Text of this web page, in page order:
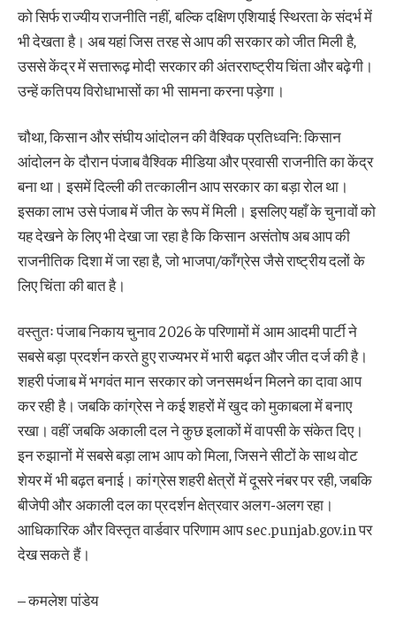
को सिर्फ राज्यीय राजनीति नहीं, बल्कि दक्षिण एशियाई स्थिरता के संदर्भ में
भी देखता है। अब यहां जिस तरह से आप की सरकार को जीत मिली है,
उससे केंद्र में सत्तारूढ़ मोदी सरकार की अंतरराष्ट्रीय चिंता और बढ़ेगी।
उन्हें कतिपय विरोधाभासों का भी सामना करना पड़ेगा।
चौथा, किसान और संघीय आंदोलन की वैश्विक प्रतिध्वनि:किसान
आंदोलन के दौरान पंजाब वैश्विक मीडिया और प्रवासी राजनीति का केंद्र
बना था। इसमें दिल्ली की तत्कालीन आप सरकार का बड़ा रोल था।
इसका लाभ उसे पंजाब में जीत के रूप में मिली। इसलिए यहाँ के चुनावों को
यह देखने के लिए भी देखा जा रहा है कि किसान असंतोष अब आप की
राजनीतिक दिशा में जा रहा है, जो भाजपा/काँग्रेस जैसे राष्ट्रीय दलों के
लिए चिंता की बात है।
वस्तुतः पंजाब निकाय चुनाव 2026 के परिणामों में आम आदमी पार्टी ने
सबसे बड़ा प्रदर्शन करते हुए राज्यभर में भारी बढ़त और जीत दर्ज की है।
शहरी पंजाब में भगवंत मान सरकार को जनसमर्थन मिलने का दावा आप
कर रही है। जबकि कांग्रेस ने कई शहरों में खुद को मुकाबला में बनाए
रखा। वहीं जबकि अकाली दल ने कुछ इलाकों में वापसी के संकेत दिए।
इन रुझानों में सबसे बड़ा लाभ आप को मिला, जिसने सीटों के साथ वोट
शेयर में भी बढ़त बनाई। कांग्रेस शहरी क्षेत्रों में दूसरे नंबर पर रही, जबकि
बीजेपी और अकाली दल का प्रदर्शन क्षेत्रवार अलग-अलग रहा।
आधिकारिक और विस्तृत वार्डवार परिणाम आप sec.punjab.gov.in⁠ पर
देख सकते हैं।
– कमलेश पांडेय